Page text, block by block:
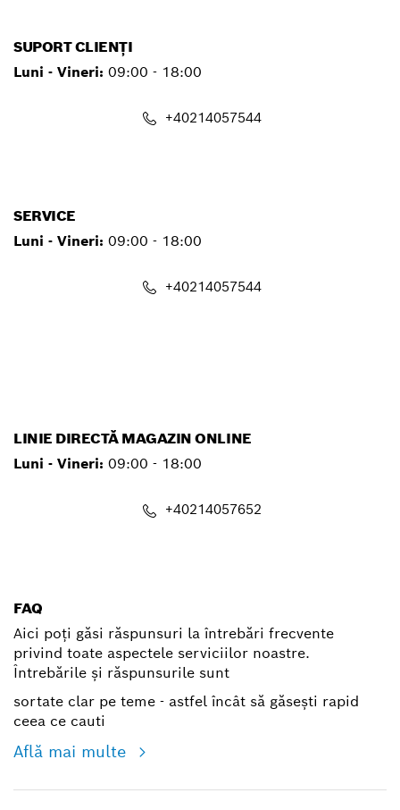
SUPORT CLIENȚI
Luni - Vineri: 09:00 - 18:00
+40214057544
SERVICE
Luni - Vineri: 09:00 - 18:00
+40214057544
LINIE DIRECTĂ MAGAZIN ONLINE
Luni - Vineri: 09:00 - 18:00
+40214057652
FAQ
Aici poți găsi răspunsuri la întrebări frecvente
privind toate aspectele serviciilor noastre.
Întrebările și răspunsurile sunt
sortate clar pe teme - astfel încât să găsești rapid
ceea ce cauti
Află mai multe